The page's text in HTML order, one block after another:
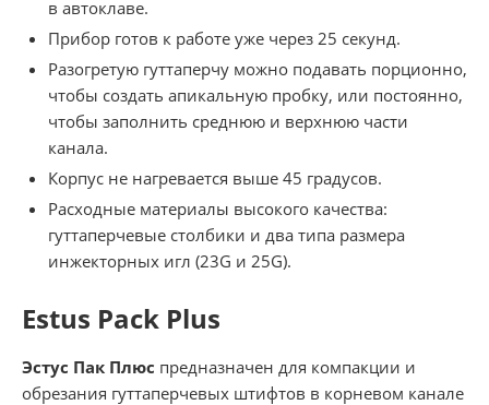
в автоклаве.
Прибор готов к работе уже через 25 секунд.
Разогретую гуттаперчу можно подавать порционно,
чтобы создать апикальную пробку, или постоянно,
чтобы заполнить среднюю и верхнюю части
канала.
Корпус не нагревается выше 45 градусов.
Расходные материалы высокого качества:
гуттаперчевые столбики и два типа размера
инжекторных игл (23G и 25G).
Estus Pack Plus
Эстус Пак Плюс предназначен для компакции и
обрезания гуттаперчевых штифтов в корневом канале